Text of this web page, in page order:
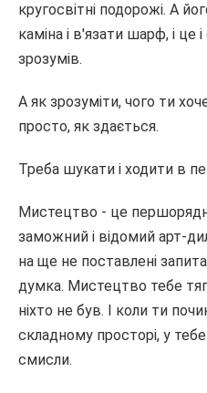
кругосвітні подорожі. А
каміна і в'язати шарф, і це
зрозумів.
А як зрозуміти, чого ти
просто, як здається.
Треба шукати і ходити в
Мистецтво - це
заможний і відомий арт-
на ще не поставлені
думка. Мистецтво тебе
ніхто не був. І коли ти
складному просторі, у
смисли.